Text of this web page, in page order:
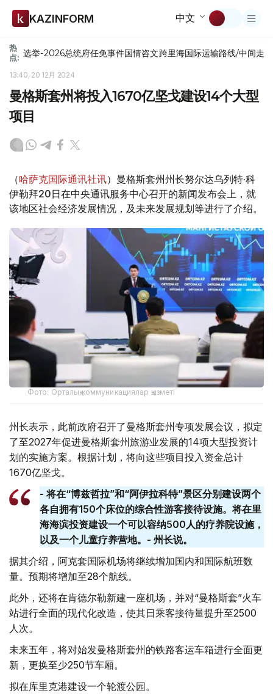
KAZINFORM 中文
热
点: 选举-2026总统府任免事件国情咨文跨里海国际运输路线/中间走廊
13:40, 20 12月 2024
曼格斯套州将投入1670亿坚戈建设14个大型
项目
（哈萨克国际通讯社讯）曼格斯套州州长努尔达乌列特·科
伊勒拜20日在中央通讯服务中心召开的新闻发布会上，就
该地区社会经济发展情况，及未来发展规划等进行了介绍。
Фото: Орталық коммуникациялар қызметі
州长表示，此前政府召开了曼格斯套州专项发展会议，拟定
了至2027年促进曼格斯套州旅游业发展的14项大型投资计
划的实施方案。根据计划，将向这些项目投入资金总计
1670亿坚戈。
- 将在“博兹哲拉”和“阿伊拉科特”景区分别建设两个
各自拥有150个床位的综合性游客接待设施。将在里
海海滨投资建设一个可以容纳500人的疗养院设施，
以及一个儿童疗养营地。- 州长说。
据其介绍，阿克套国际机场将继续增加国内和国际航班数
量。预期将增加至28个航线。
此外，还将在肯德尔勒新建一座机场，并对“曼格斯套”火车
站进行全面的现代化改造，使其日乘客接待量提升至2500
人次。
未来五年，将对始发曼格斯套州的铁路客运车箱进行全面更
新，更换至少250节车厢。
拟在库里克港建设一个轮渡公园。